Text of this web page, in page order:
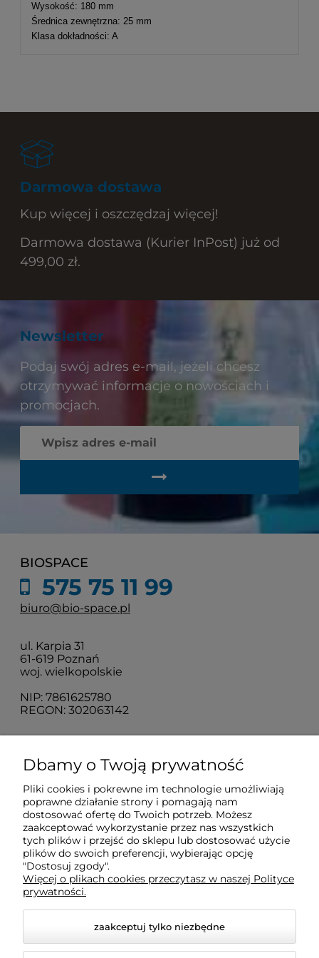
Wysokość: 180 mm
Średnica zewnętrzna: 25 mm
Klasa dokładności: A
Darmowa dostawa
Kup więcej i oszczędzaj więcej!
Darmowa dostawa (Kurier InPost) już od
499,00 zł.
Newsletter
Podaj swój adres e-mail, jeżeli chcesz
otrzymywać informacje o nowościach i
promocjach.
BIOSPACE
575 75 11 99
biuro@bio-space.pl
ul. Karpia 31
61-619 Poznań
woj. wielkopolskie
NIP: 7861625780
REGON: 302063142
O nas
Obsługa klienta
Pomoc
Moje konto
Dbamy o Twoją prywatność
Pliki cookies i pokrewne im technologie umożliwiają
poprawne działanie strony i pomagają nam
dostosować ofertę do Twoich potrzeb. Możesz
zaakceptować wykorzystanie przez nas wszystkich
tych plików i przejść do sklepu lub dostosować użycie
plików do swoich preferencji, wybierając opcję
"Dostosuj zgody".
Więcej o plikach cookies przeczytasz w naszej Polityce
prywatności.
zaakceptuj tylko niezbędne